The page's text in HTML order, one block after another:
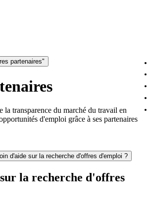
partenaires"
la transparence du marché du travail en
d'emploi grâce à ses partenaires
d'aide sur la recherche d'offres d'emploi ?
la recherche d'offres